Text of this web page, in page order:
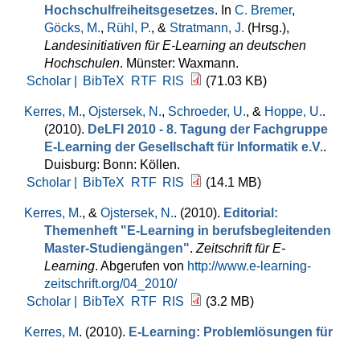
Hochschulfreiheitsgesetzes. In C. Bremer,
Göcks, M., Rühl, P., & Stratmann, J. (Hrsg.),
Landesinitiativen für E-Learning an deutschen
Hochschulen. Münster: Waxmann.
Scholar |
BibTeX RTF RIS (71.03 KB)
Kerres, M., Ojstersek, N., Schroeder, U., & Hoppe, U..
(2010). DeLFI 2010 - 8. Tagung der Fachgruppe
E-Learning der Gesellschaft für Informatik e.V..
Duisburg: Bonn: Köllen.
Scholar |
BibTeX RTF RIS (14.1 MB)
Kerres, M., & Ojstersek, N.. (2010). Editorial:
Themenheft "E-Learning in berufsbegleitenden
Master-Studiengängen". Zeitschrift für E-
Learning. Abgerufen von http://www.e-learning-
zeitschrift.org/04_2010/
Scholar |
BibTeX RTF RIS (3.2 MB)
Kerres, M. (2010). E-Learning: Problemlösungen für